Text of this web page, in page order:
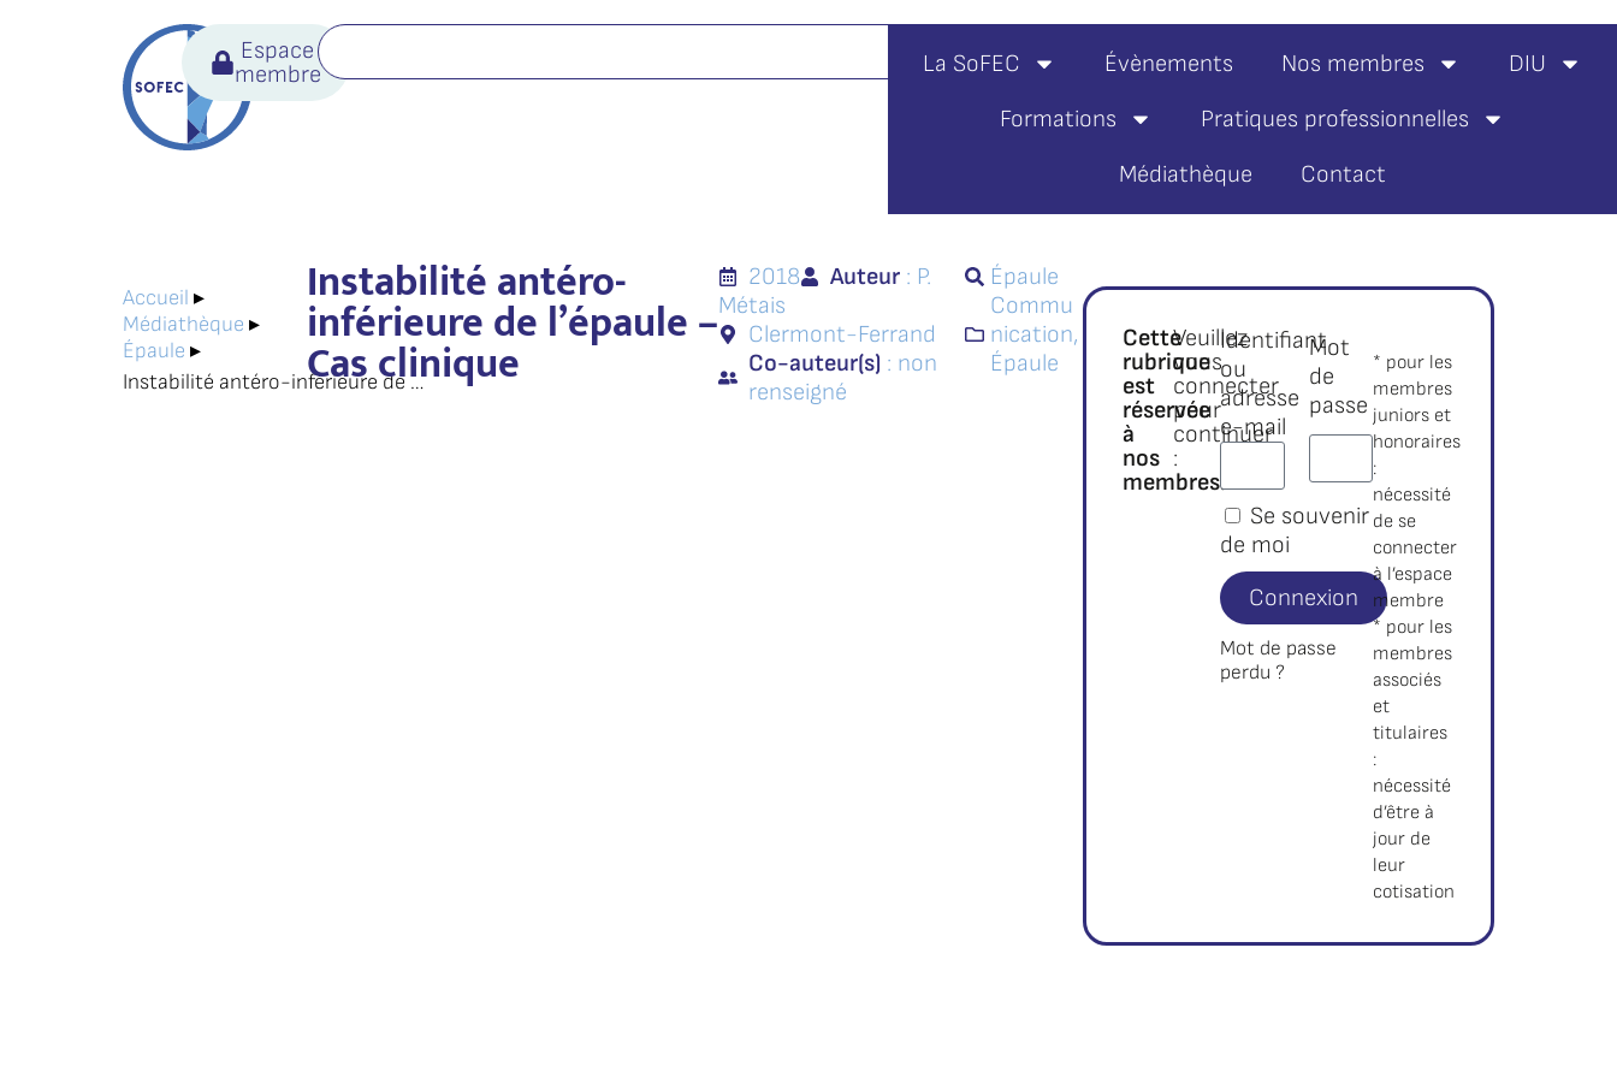
Espace
membre
La SoFEC Évènements Nos membres
DIU
Formations
Pratiques professionnelles
Médiathèque
Contact
Accueil ▸
Médiathèque ▸
Épaule ▸
Instabilité antéro-inférieure de l’épaule – Cas clinique
Instabilité antéro-
inférieure de l’épaule –
Cas clinique
2018 Auteur : P.
Métais
Clermont-Ferrand
Co-auteur(s) : non
renseigné
Épaule
Commu
nication,
Épaule
Cette
rubrique
est
réservée
à
nos
membres.*
Veuillez
vous
connecter
pour
continuer
:
Identifiant
ou
adresse
e-mail
Mot
de
passe
Se souvenir
de moi
Connexion
Mot de passe
perdu ?
* pour les
membres
juniors et
honoraires
:
nécessité
de se
connecter
à l’espace
membre
* pour les
membres
associés
et
titulaires
:
nécessité
d’être à
jour de
leur
cotisation